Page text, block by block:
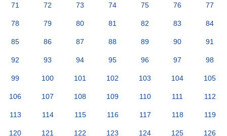
71 72 73 74 75 76 77
78 79 80 81 82 83 84
85 86 87 88 89 90 91
92 93 94 95 96 97 98
99 100 101 102 103 104 105
106 107 108 109 110 111 112
113 114 115 116 117 118 119
120 121 122 123 124 125 126